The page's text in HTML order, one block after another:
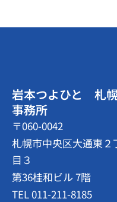
岩本つよひと 札
事務所
〒060-0042
札幌市中央区大通東２
目３
第36桂和ビル 7階
TEL 011-211-8185